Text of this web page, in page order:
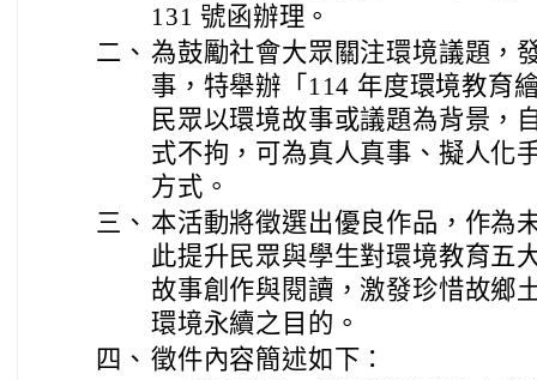
131 號函辦理。
二、 為鼓勵社會大眾關注環境議題，
事，特舉辦「114 年度環境教育
民眾以環境故事或議題為背景，
式不拘，可為真人真事、擬人化
方式。
三、 本活動將徵選出優良作品，作為
此提升民眾與學生對環境教育五
故事創作與閱讀，激發珍惜故鄉
環境永續之目的。
四、 徵件內容簡述如下：